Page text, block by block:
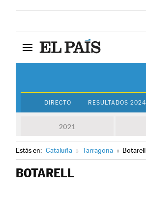
DIRECTO RESULTADOS 2024
2021
Estás en: Cataluña » Tarragona » Botarell
BOTARELL